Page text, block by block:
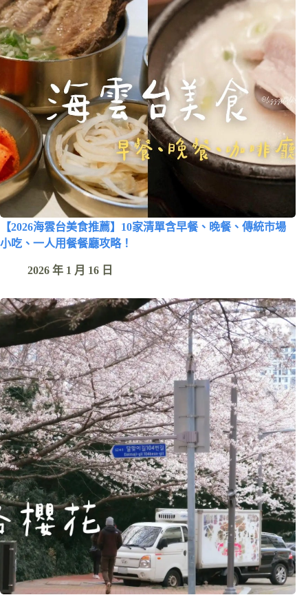
【2026海雲台美食推薦】10家清單含早餐、晚餐、傳統市場
小吃、一人用餐餐廳攻略！
2026 年 1 月 16 日